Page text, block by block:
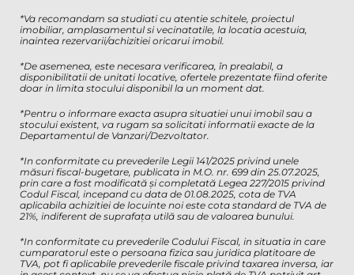
*Va recomandam sa studiati cu atentie schitele, proiectul
imobiliar, amplasamentul si vecinatatile, la locatia acestuia,
inaintea rezervarii/achizitiei oricarui imobil.
*De asemenea, este necesara verificarea, în prealabil, a
disponibilitatii de unitati locative, ofertele prezentate fiind oferite
doar in limita stocului disponibil la un moment dat.
*Pentru o informare exacta asupra situatiei unui imobil sau a
stocului existent, va rugam sa solicitati informatii exacte de la
Departamentul de Vanzari/Dezvoltator.
*In conformitate cu prevederile Legii 141/2025 privind unele
măsuri fiscal-bugetare, publicata in M.O. nr. 699 din 25.07.2025,
prin care a fost modificată și completată Legea 227/2015 privind
Codul Fiscal, incepand cu data de 01.08.2025, cota de TVA
aplicabila achizitiei de locuinte noi este cota standard de TVA de
21%, indiferent de suprafața utilă sau de valoarea bunului.
*In conformitate cu prevederile Codului Fiscal, in situatia in care
cumparatorul este o persoana fizica sau juridica platitoare de
TVA, pot fi aplicabile prevederile fiscale privind taxarea inversa, iar